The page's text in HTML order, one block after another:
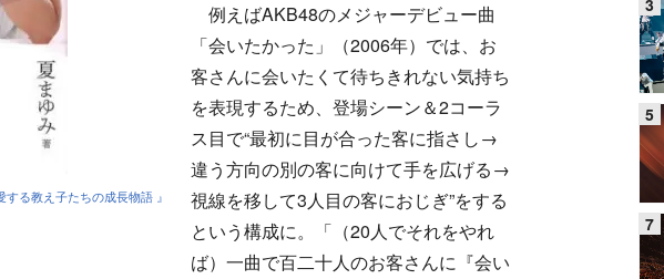
る教え子たちの成長物語 』
例えばAKB48のメジャーデビュー曲
「会いたかった」（2006年）では、お
客さんに会いたくて待ちきれない気持ち
を表現するため、登場シーン＆2コーラ
ス目で“最初に目が合った客に指さし→
違う方向の別の客に向けて手を広げる→
視線を移して3人目の客におじぎ”をする
という構成に。「（20人でそれをやれ
ば）一曲で百二十人のお客さんに『会い